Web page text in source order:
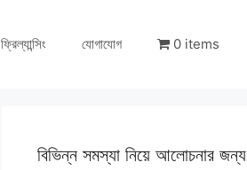
ফ্রিল্যান্সিং যোগাযোগ 0 items
বিভিন্ন সমস্যা নিয়ে আলোচনার জন্য